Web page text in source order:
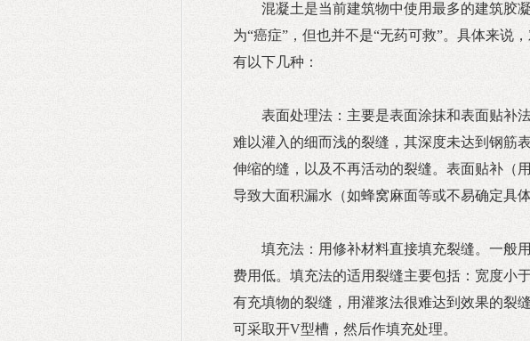
混凝土是当前建筑物中使用最多的建筑胶
为“癌症”，但也并不是“无药可救”。具体来说
有以下几种：
表面处理法：主要是表面涂抹和表面贴补
难以灌入的细而浅的裂缝，其深度未达到钢筋
伸缩的缝，以及不再活动的裂缝。表面贴补（
导致大面积漏水（如蜂窝麻面等或不易确定具
填充法：用修补材料直接填充裂缝。一般
费用低。填充法的适用裂缝主要包括：宽度小
有充填物的裂缝，用灌浆法很难达到效果的裂
可采取开V型槽，然后作填充处理。